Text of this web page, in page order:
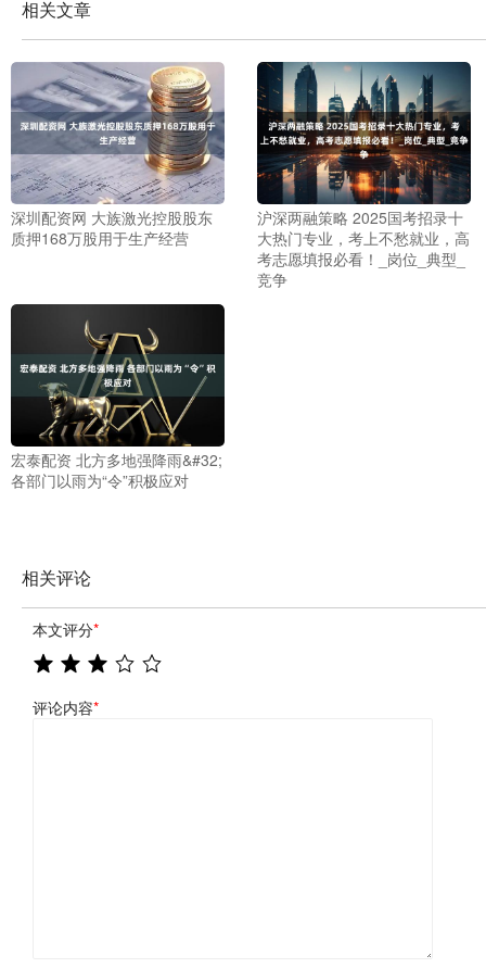
相关文章
深圳配资网 大族激光控股股东
质押168万股用于生产经营
沪深两融策略 2025国考招录十
大热门专业，考上不愁就业，高
考志愿填报必看！_岗位_典型_
竞争
宏泰配资 北方多地强降雨&#32;
各部门以雨为“令”积极应对
相关评论
本文评分*
评论内容*